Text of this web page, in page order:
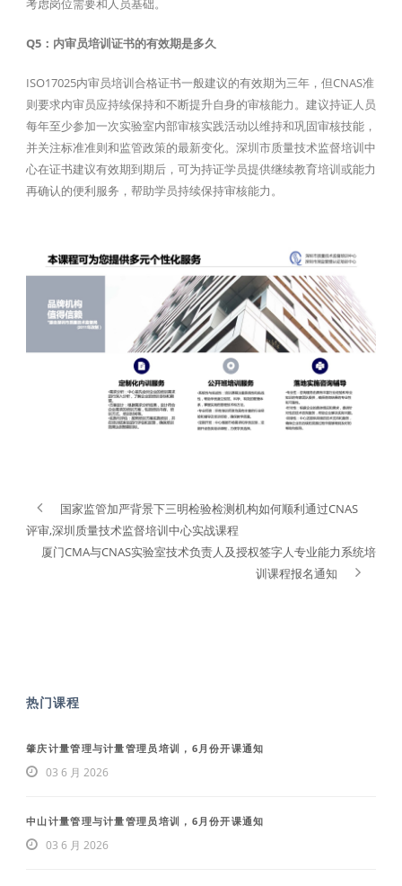
考虑岗位需要和人员基础。
Q5：内审员培训证书的有效期是多久
ISO17025内审员培训合格证书一般建议的有效期为三年，但CNAS准
则要求内审员应持续保持和不断提升自身的审核能力。建议持证人员
每年至少参加一次实验室内部审核实践活动以维持和巩固审核技能，
并关注标准准则和监管政策的最新变化。深圳市质量技术监督培训中
心在证书建议有效期到期后，可为持证学员提供继续教育培训或能力
再确认的便利服务，帮助学员持续保持审核能力。
国家监管加严背景下三明检验检测机构如何顺利通过CNAS
评审,深圳质量技术监督培训中心实战课程
厦门CMA与CNAS实验室技术负责人及授权签字人专业能力系统培
训课程报名通知
热门课程
肇庆计量管理与计量管理员培训，6月份开课通知
03 6 月 2026
中山计量管理与计量管理员培训，6月份开课通知
03 6 月 2026